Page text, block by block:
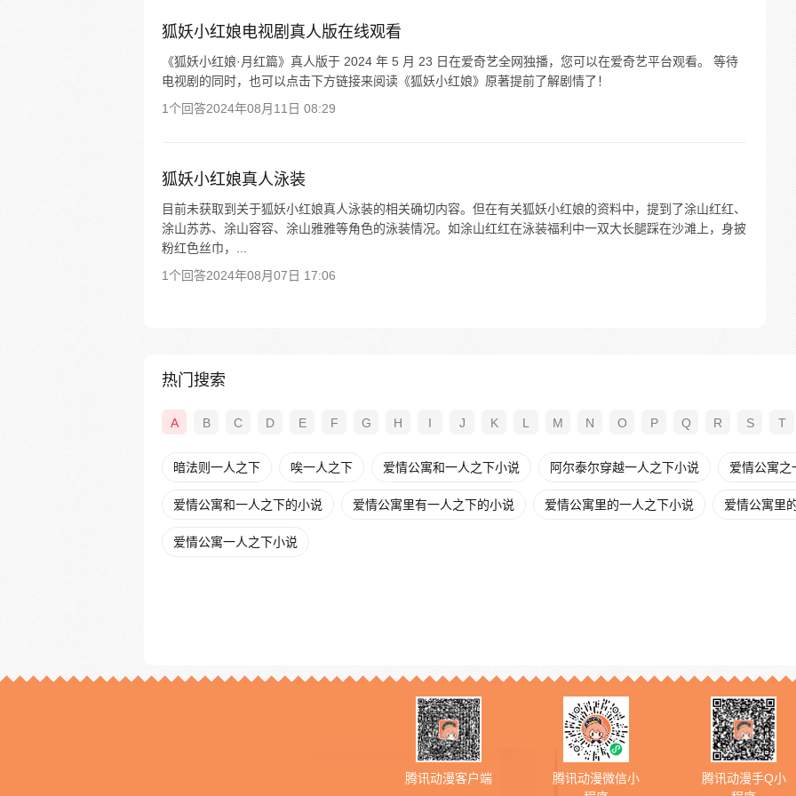
狐妖小红娘电视剧真人版在线观看
《狐妖小红娘·月红篇》真人版于 2024 年 5 月 23 日在爱奇艺全网独播，您可以在爱奇艺平台观看。 等待
电视剧的同时，也可以点击下方链接来阅读《狐妖小红娘》原著提前了解剧情了！
1个回答2024年08月11日 08:29
狐妖小红娘真人泳装
目前未获取到关于狐妖小红娘真人泳装的相关确切内容。但在有关狐妖小红娘的资料中，提到了涂山红红、
涂山苏苏、涂山容容、涂山雅雅等角色的泳装情况。如涂山红红在泳装福利中一双大长腿踩在沙滩上，身披
粉红色丝巾，...
1个回答2024年08月07日 17:06
热门搜索
A B C D E F G H I J K L M N O P Q R S T
暗法则一人之下 唉一人之下 爱情公寓和一人之下小说 阿尔泰尔穿越一人之下小说 爱情公寓之
爱情公寓和一人之下的小说 爱情公寓里有一人之下的小说 爱情公寓里的一人之下小说 爱情公寓里
爱情公寓一人之下小说
腾讯动漫客户端
腾讯动漫微信小
腾讯动漫手Q小